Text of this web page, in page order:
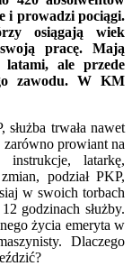
i prowadzi pociągi.
osiągają wiek
pracę. Mają
latami, ale przede
zawodu. W KM
trwała nawet
zarówno prowiant na
latarkę,
podział PKP,
w swoich torbach
godzinach służby.
życia emeryta w
Dlaczego